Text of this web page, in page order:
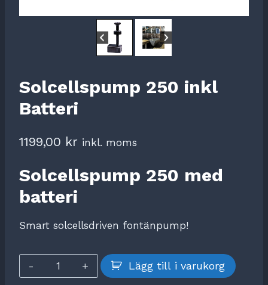
Solcellspump 250 inkl
Batteri
1199,00 kr inkl. moms
Solcellspump 250 med
batteri
Smart solcellsdriven fontänpump!
Solcellspump
250
Lägg till i varukorg